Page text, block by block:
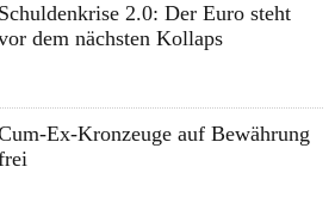
Schuldenkrise 2.0: Der Euro steht
dem nächsten Kollaps
Ex-Kronzeuge auf Bewährung